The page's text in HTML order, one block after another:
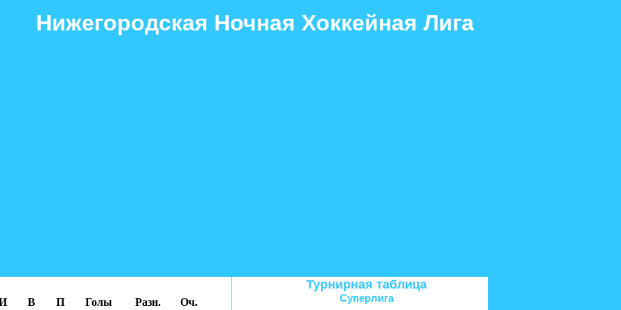
Нижегородская Ночная Хоккейная Лига
В П Голы Разн. Оч.
Турнирная таблица
Суперлига